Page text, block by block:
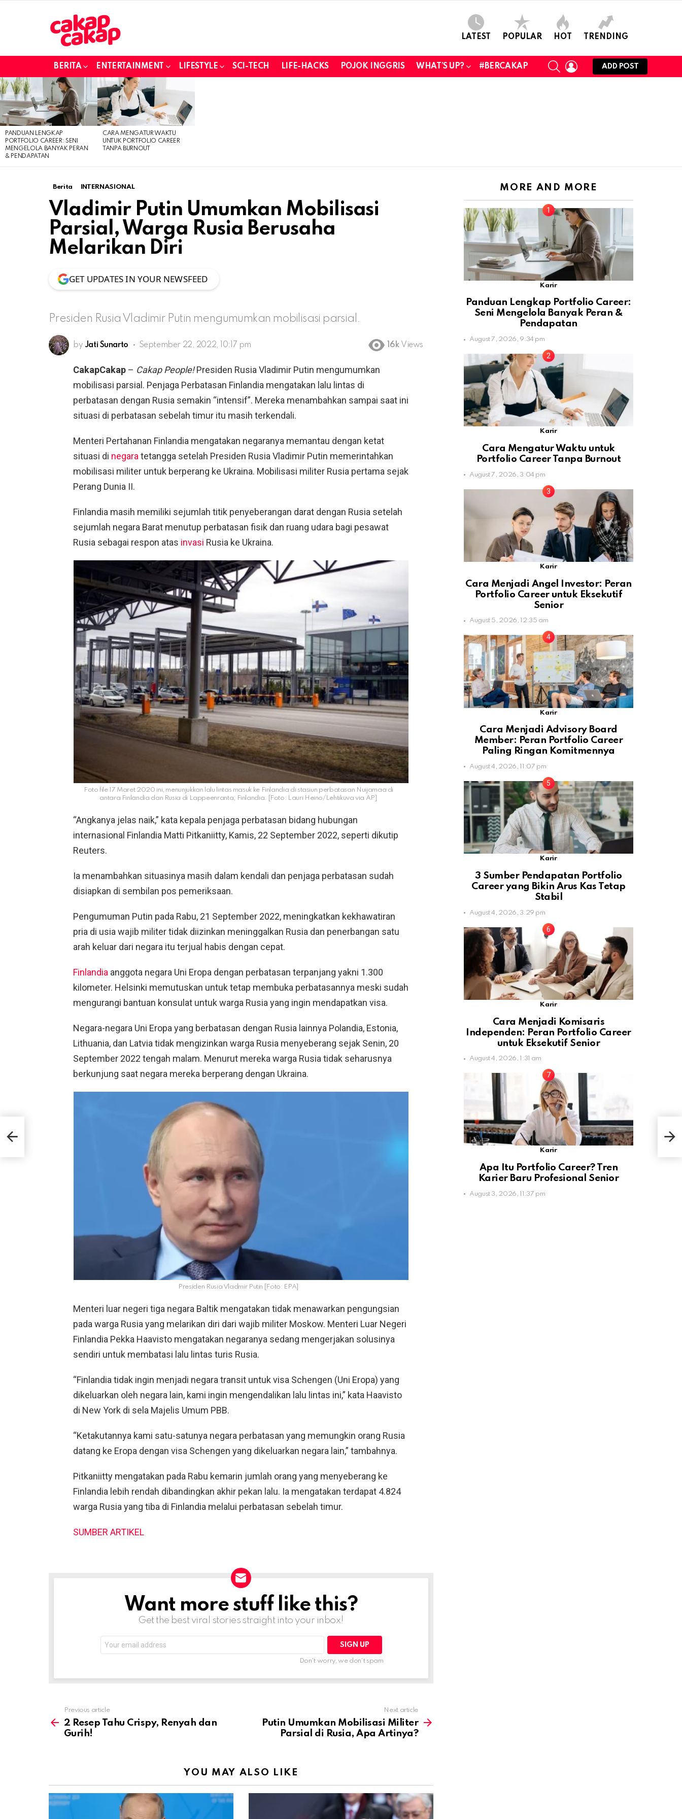
LATEST POPULAR HOT TRENDING
BERITA ENTERTAINMENT LIFESTYLE SCI-TECH LIFE-HACKS POJOK INGGRIS WHAT’S UP? #BERCAKAP
SEARCHLOGIN
ADD POST
LATEST
STORIES
PANDUAN LENGKAP
PORTFOLIO CAREER: SENI
MENGELOLA BANYAK PERAN
& PENDAPATAN
CARA MENGATUR WAKTU
UNTUK PORTFOLIO CAREER
TANPA BURNOUT
Berita INTERNASIONAL
Vladimir Putin Umumkan Mobilisasi
Parsial, Warga Rusia Berusaha
Melarikan Diri
GET UPDATES IN YOUR NEWSFEED
Presiden Rusia Vladimir Putin mengumumkan mobilisasi parsial.
by Jati Sunarto September 22, 2022, 10:17 pm 16k Views
CakapCakap – Cakap People!Presiden Rusia Vladimir Putin mengumumkan
mobilisasi parsial. Penjaga Perbatasan Finlandia mengatakan lalu lintas di
perbatasan dengan Rusia semakin “intensif”. Mereka menambahkan sampai saat ini
situasi di perbatasan sebelah timur itu masih terkendali.
Menteri Pertahanan Finlandia mengatakan negaranya memantau dengan ketat
situasi di negara tetangga setelah Presiden Rusia Vladimir Putin memerintahkan
mobilisasi militer untuk berperang ke Ukraina. Mobilisasi militer Rusia pertama sejak
Perang Dunia II.
Finlandia masih memiliki sejumlah titik penyeberangan darat dengan Rusia setelah
sejumlah negara Barat menutup perbatasan fisik dan ruang udara bagi pesawat
Rusia sebagai respon atas invasi Rusia ke Ukraina.
Foto file 17 Maret 2020 ini, menunjukkan lalu lintas masuk ke Finlandia di stasiun perbatasan Nuijamaa di
antara Finlandia dan Rusia di Lappeenranta, Finlandia. [Foto: Lauri Heino/Lehtikuva via AP]
“Angkanya jelas naik,” kata kepala penjaga perbatasan bidang hubungan
internasional Finlandia Matti Pitkaniitty, Kamis, 22 September 2022, seperti dikutip
Reuters.
Ia menambahkan situasinya masih dalam kendali dan penjaga perbatasan sudah
disiapkan di sembilan pos pemeriksaan.
Pengumuman Putin pada Rabu, 21 September 2022, meningkatkan kekhawatiran
pria di usia wajib militer tidak diizinkan meninggalkan Rusia dan penerbangan satu
arah keluar dari negara itu terjual habis dengan cepat.
Finlandia anggota negara Uni Eropa dengan perbatasan terpanjang yakni 1.300
kilometer. Helsinki memutuskan untuk tetap membuka perbatasannya meski sudah
mengurangi bantuan konsulat untuk warga Rusia yang ingin mendapatkan visa.
Negara-negara Uni Eropa yang berbatasan dengan Rusia lainnya Polandia, Estonia,
Lithuania, dan Latvia tidak mengizinkan warga Rusia menyeberang sejak Senin, 20
September 2022 tengah malam. Menurut mereka warga Rusia tidak seharusnya
berkunjung saat negara mereka berperang dengan Ukraina.
Presiden Rusia Vladmir Putin [Foto: EPA]
Menteri luar negeri tiga negara Baltik mengatakan tidak menawarkan pengungsian
pada warga Rusia yang melarikan diri dari wajib militer Moskow. Menteri Luar Negeri
Finlandia Pekka Haavisto mengatakan negaranya sedang mengerjakan solusinya
sendiri untuk membatasi lalu lintas turis Rusia.
“Finlandia tidak ingin menjadi negara transit untuk visa Schengen (Uni Eropa) yang
dikeluarkan oleh negara lain, kami ingin mengendalikan lalu lintas ini,” kata Haavisto
di New York di sela Majelis Umum PBB.
“Ketakutannya kami satu-satunya negara perbatasan yang memungkin orang Rusia
datang ke Eropa dengan visa Schengen yang dikeluarkan negara lain,” tambahnya.
Pitkaniitty mengatakan pada Rabu kemarin jumlah orang yang menyeberang ke
Finlandia lebih rendah dibandingkan akhir pekan lalu. Ia mengatakan terdapat 4.824
warga Rusia yang tiba di Finlandia melalui perbatasan sebelah timur.
SUMBER ARTIKEL
NEWSLETTERWant more stuff like this?
Get the best viral stories straight into your inbox!
address:
Don't worry, we don't spam
more
Previous article
2 Resep Tahu Crispy, Renyah dan
Gurih!
Next article
Putin Umumkan Mobilisasi Militer
Parsial di Rusia, Apa Artinya?
YOU MAY ALSO LIKE
MORE AND MORE
Karir
Panduan Lengkap Portfolio Career:
Seni Mengelola Banyak Peran &
Pendapatan
August 7, 2026, 9:34 pm
Karir
Cara Mengatur Waktu untuk
Portfolio Career Tanpa Burnout
August 7, 2026, 3:04 pm
Karir
Cara Menjadi Angel Investor: Peran
Portfolio Career untuk Eksekutif
Senior
August 5, 2026, 12:35 am
Karir
Cara Menjadi Advisory Board
Member: Peran Portfolio Career
Paling Ringan Komitmennya
August 4, 2026, 11:07 pm
Karir
3 Sumber Pendapatan Portfolio
Career yang Bikin Arus Kas Tetap
Stabil
August 4, 2026, 3:29 pm
Karir
Cara Menjadi Komisaris
Independen: Peran Portfolio Career
untuk Eksekutif Senior
August 4, 2026, 1:31 am
Karir
Apa Itu Portfolio Career? Tren
Karier Baru Profesional Senior
August 3, 2026, 11:37 pm